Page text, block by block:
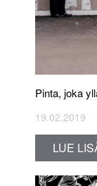
Pinta, joka
19.02.2019
LUE